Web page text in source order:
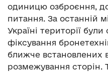
одиницю озброєння,
питання. За останній
Україні території
фіксування
ближче встановлених
розмежування сторін.